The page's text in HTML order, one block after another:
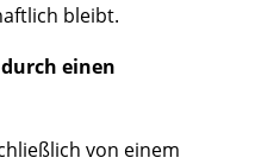
bleibt.
einen
von einem